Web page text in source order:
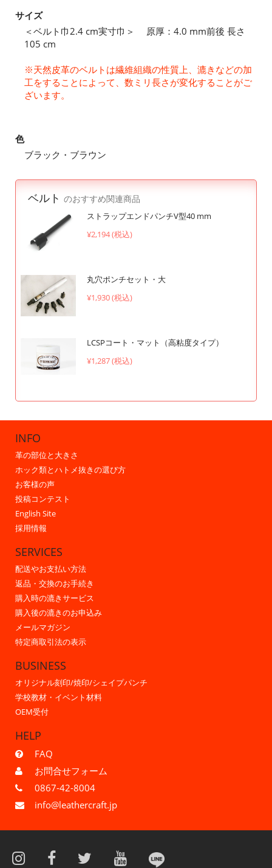
サイズ
＜ベルト巾2.4 cm実寸巾＞ 原厚：4.0 mm前後 長さ
105 cm
※天然皮革のベルトは繊維組織の性質上、漉きなどの加
工をすることによって、数ミリ長さが変化することがご
ざいます。
色
ブラック・ブラウン
ベルト のおすすめ関連商品
ストラップエンドパンチV型40 mm
¥2,194 (税込)
丸穴ポンチセット・大
¥1,930 (税込)
LCSPコート・マット（高粘度タイプ）
¥1,287 (税込)
INFO
革の部位と大きさ
ホック類とハトメ抜きの選び方
お客様の声
投稿コンテスト
English Site
採用情報
SERVICES
配送やお支払い方法
返品・交換のお手続き
購入時の漉きサービス
購入後の漉きのお申込み
メールマガジン
特定商取引法の表示
BUSINESS
オリジナル刻印/焼印/シェイプパンチ
学校教材・イベント材料
OEM受付
HELP
FAQ
お問合せフォーム
0867-42-8004
info@leathercraft.jp